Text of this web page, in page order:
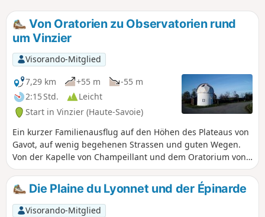
Von Oratorien zu Observatorien rund
um Vinzier
Visorando-Mitglied
7,29 km
+55 m
-55 m
2:15 Std.
Leicht
Start in Vinzier (Haute-Savoie)
Ein kurzer Familienausflug auf den Höhen des Plateaus von
Gavot, auf wenig begehenen Strassen und guten Wegen.
Von der Kapelle von Champeillant und dem Oratorium von
Perron aus geniesst man einen herrlichen Panoramablick
auf den Genfersee und die Gipfel des Chablais bis zum
Mont-Blanc.
Die Plaine du Lyonnet und der Épinarde
Visorando-Mitglied